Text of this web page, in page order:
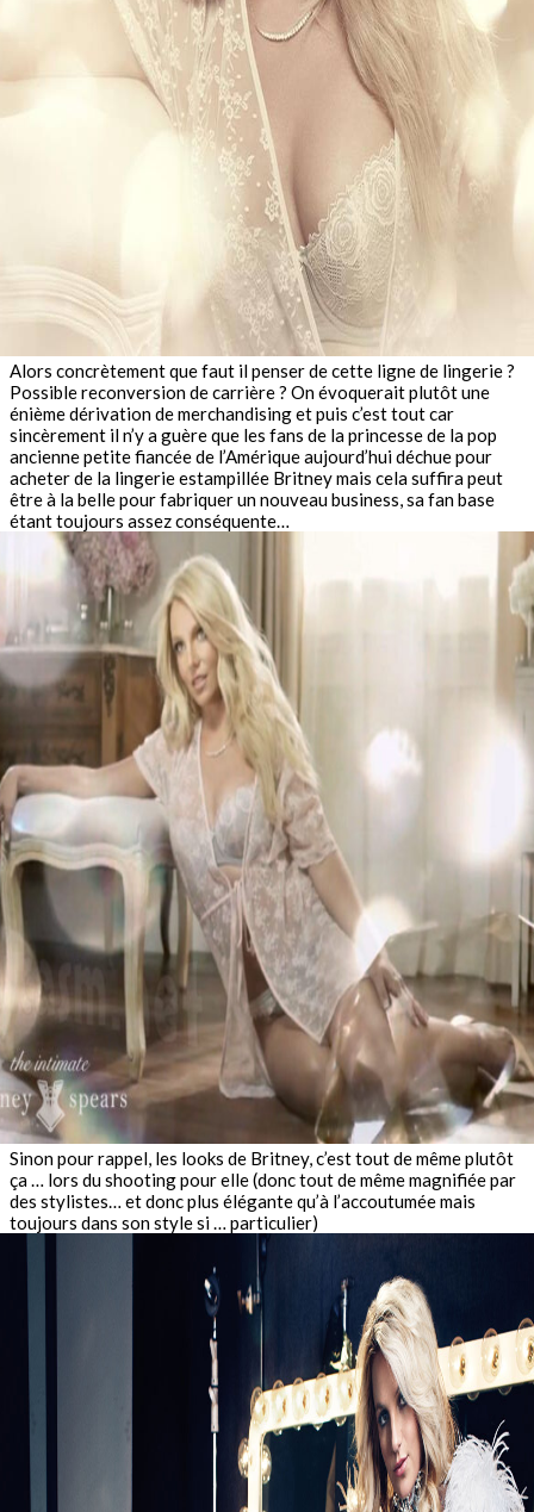
Alors concrètement que faut il penser de cette ligne de lingerie ?
Possible reconversion de carrière ? On évoquerait plutôt une
énième dérivation de merchandising et puis c’est tout car
sincèrement il n’y a guère que les fans de la princesse de la pop
ancienne petite fiancée de l’Amérique aujourd’hui déchue pour
acheter de la lingerie estampillée Britney mais cela suffira peut
être à la belle pour fabriquer un nouveau business, sa fan base
étant toujours assez conséquente…
Sinon pour rappel, les looks de Britney, c’est tout de même plutôt
ça … lors du shooting pour elle (donc tout de même magnifiée par
des stylistes… et donc plus élégante qu’à l’accoutumée mais
toujours dans son style si … particulier)